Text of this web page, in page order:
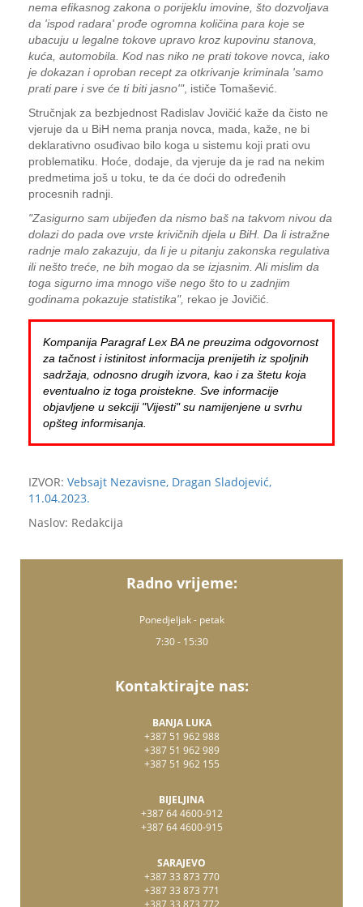
nema efikasnog zakona o porijeklu imovine, što dozvoljava
da 'ispod radara' prođe ogromna količina para koje se
ubacuju u legalne tokove upravo kroz kupovinu stanova,
kuća, automobila. Kod nas niko ne prati tokove novca, iako
je dokazan i oproban recept za otkrivanje kriminala 'samo
prati pare i sve će ti biti jasno'", ističe Tomašević.
Stručnjak za bezbjednost Radislav Jovičić kaže da čisto ne
vjeruje da u BiH nema pranja novca, mada, kaže, ne bi
deklarativno osuđivao bilo koga u sistemu koji prati ovu
problematiku. Hoće, dodaje, da vjeruje da je rad na nekim
predmetima još u toku, te da će doći do određenih
procesnih radnji.
"Zasigurno sam ubijeđen da nismo baš na takvom nivou da
dolazi do pada ove vrste krivičnih djela u BiH. Da li istražne
radnje malo zakazuju, da li je u pitanju zakonska regulativa
ili nešto treće, ne bih mogao da se izjasnim. Ali mislim da
toga sigurno ima mnogo više nego što to u zadnjim
godinama pokazuje statistika", rekao je Jovičić.
Kompanija Paragraf Lex BA ne preuzima odgovornost
za tačnost i istinitost informacija prenijetih iz spoljnih
sadržaja, odnosno drugih izvora, kao i za štetu koja
eventualno iz toga proistekne. Sve informacije
objavljene u sekciji "Vijesti" su namijenjene u svrhu
opšteg informisanja.
IZVOR: Vebsajt Nezavisne, Dragan Sladojević,
11.04.2023.
Naslov: Redakcija
Radno vrijeme:
Ponedjeljak - petak
7:30 - 15:30
Kontaktirajte nas:
BANJA LUKA
+387 51 962 988
+387 51 962 989
+387 51 962 155
BIJELJINA
+387 64 4600-912
+387 64 4600-915
SARAJEVO
+387 33 873 770
+387 33 873 771
+387 33 873 772